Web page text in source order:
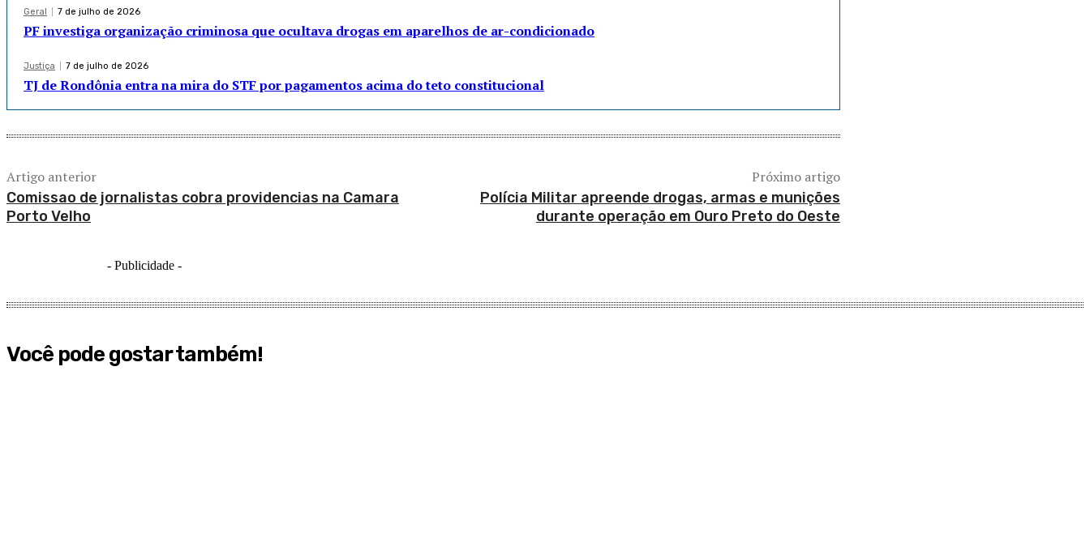
Geral 7 de julho de 2026
PF investiga organização criminosa que ocultava drogas em aparelhos de ar-condicionado
Justiça 7 de julho de 2026
TJ de Rondônia entra na mira do STF por pagamentos acima do teto constitucional
Artigo anterior
Comissao de jornalistas cobra providencias na Camara
Porto Velho
Próximo artigo
Polícia Militar apreende drogas, armas e munições
durante operação em Ouro Preto do Oeste
- Publicidade -
Você pode gostar também!